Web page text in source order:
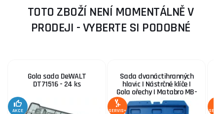
TOTO ZBOŽÍ NENÍ MOMENTÁLNĚ V
PRODEJI - VYBERTE SI PODOBNÉ
Gola sada DeWALT
DT71516 - 24 ks
AKCE
Sada dvanáctihranných
hlavic | Nástrčné klíče |
Gola ořechy | Matabro MB-
SOC01, 8 - 36 mm 1/2
SERVIS+